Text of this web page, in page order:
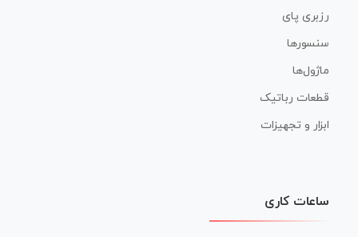
رزبری پای
سنسورها
ماژول‌ها
قطعات رباتیک
ابزار و تجهیزات
ساعات کاری